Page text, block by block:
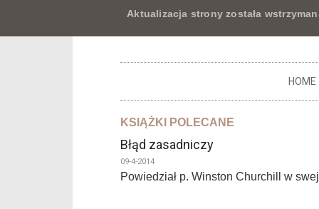
Aktualizacja strony została
HOME
KSIĄŻKI POLECANE
Błąd zasadniczy
09-4-2014
Powiedział p. Winston Churchill w